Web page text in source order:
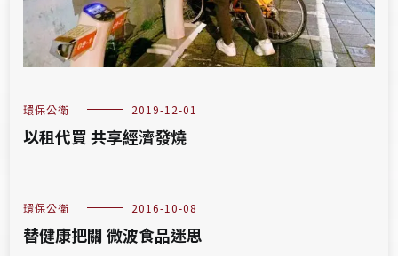
環保公衛 2019-12-01
以租代買 共享經濟發燒
環保公衛 2016-10-08
替健康把關 微波食品迷思